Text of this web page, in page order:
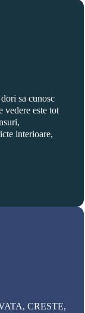
sa cunosc
vedere este tot
interioare,
CRESTE,